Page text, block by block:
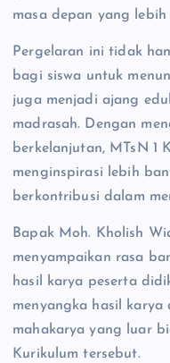
masa depan yang lebih
Pergelaran ini tidak
bagi siswa untuk
juga menjadi ajang
madrasah. Dengan
berkelanjutan, MTsN 1
menginspirasi lebih
berkontribusi dalam
Bapak Moh. Kholish
menyampaikan rasa
hasil karya peserta
menyangka hasil karya
mahakarya yang luar
Kurikulum tersebut.